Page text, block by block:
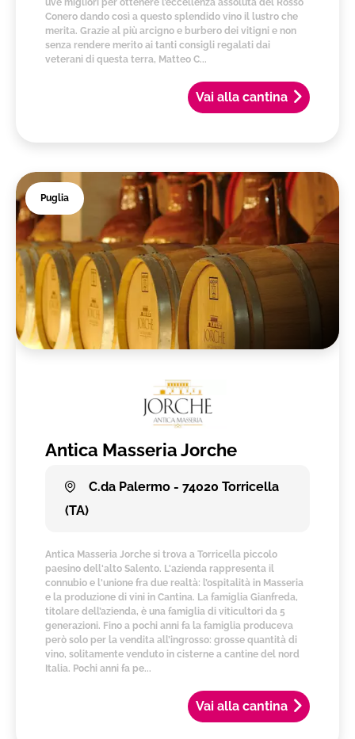
Vai alla cantina
uve migliori per ottenere l’eccellenza assoluta del Rosso
Conero dando così a questo splendido vino il lustro che
merita. Grazie al più arcigno e burbero dei vitigni e non
senza rendere merito ai tanti consigli regalati dai
veterani di questa terra, Matteo C...
Puglia
Antica Masseria Jorche
C.da Palermo - 74020 Torricella
(TA)
Vai alla cantina
Antica Masseria Jorche si trova a Torricella piccolo
paesino dell'alto Salento. L'azienda rappresenta il
connubio e l'unione fra due realtà: l’ospitalità in Masseria
e la produzione di vini in Cantina. La famiglia Gianfreda,
titolare dell’azienda, è una famiglia di viticultori da 5
generazioni. Fino a pochi anni fa la famiglia produceva
però solo per la vendita all’ingrosso: grosse quantità di
vino, solitamente venduto in cisterne a cantine del nord
Italia. Pochi anni fa pe...